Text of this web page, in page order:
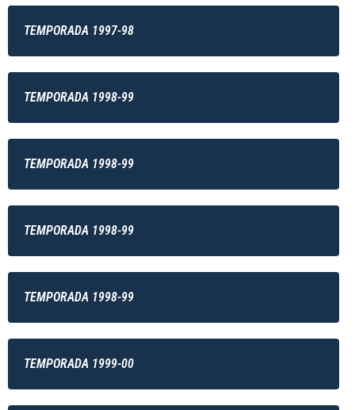
TEMPORADA 1997-98
TEMPORADA 1998-99
TEMPORADA 1998-99
TEMPORADA 1998-99
TEMPORADA 1998-99
TEMPORADA 1999-00